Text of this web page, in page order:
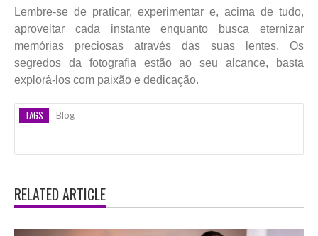
Lembre-se de praticar, experimentar e, acima de tudo,
aproveitar cada instante enquanto busca eternizar
memórias preciosas através das suas lentes. Os
segredos da fotografia estão ao seu alcance, basta
explorá-los com paixão e dedicação.
TAGS Blog
RELATED ARTICLE